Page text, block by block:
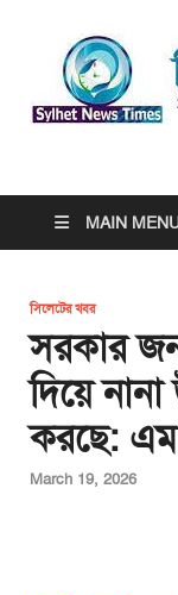
সিলেট
News
MAIN
সিলেটের খবর
সরকার
দিয়ে
করছে:
March 19, 2026